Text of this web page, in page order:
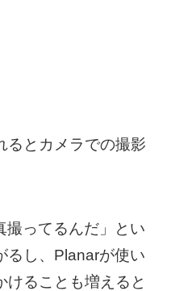
るとカメラでの撮影
撮ってるんだ」とい
るし、Planarが使い
けることも増えると